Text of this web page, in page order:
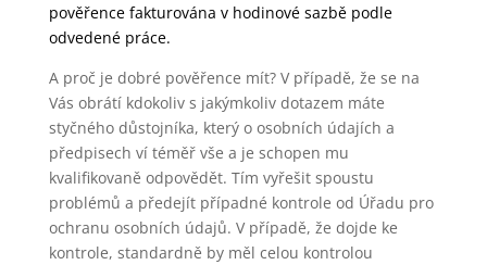
pověřence fakturována v hodinové sazbě podle
odvedené práce.
A proč je dobré pověřence mít? V případě, že se na
Vás obrátí kdokoliv s jakýmkoliv dotazem máte
styčného důstojníka, který o osobních údajích a
předpisech ví téměř vše a je schopen mu
kvalifikovaně odpovědět. Tím vyřešit spoustu
problémů a předejít případné kontrole od Úřadu pro
ochranu osobních údajů. V případě, že dojde ke
kontrole, standardně by měl celou kontrolou